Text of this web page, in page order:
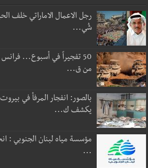
شُي...
50 تفجيراً في أسبوع...
من ق...
يكشف ك...
مؤسسة مياه لبنان الجنوبي :
...